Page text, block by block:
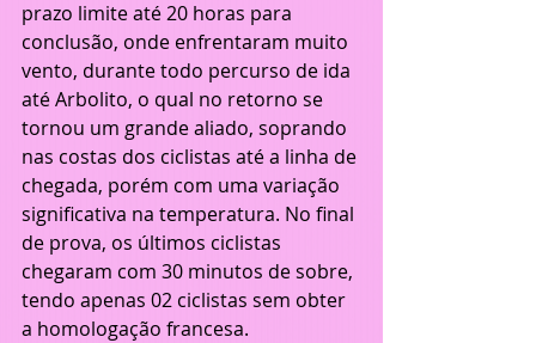
prazo limite até 20 horas para
conclusão, onde enfrentaram muito
vento, durante todo percurso de ida
até Arbolito, o qual no retorno se
tornou um grande aliado, soprando
nas costas dos ciclistas até a linha de
chegada, porém com uma variação
significativa na temperatura. No final
de prova, os últimos ciclistas
chegaram com 30 minutos de sobre,
tendo apenas 02 ciclistas sem obter
a homologação francesa.